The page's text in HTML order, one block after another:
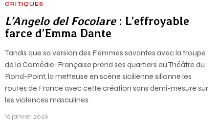
CRITIQUES
L’Angelo del Focolare: L’effroyable
farce d’Emma Dante
Tandis que sa version des Femmes savantes avec la troupe
de la Comédie-Française prend ses quartiers au Théâtre du
Rond-Point, la metteuse en scène sicilienne sillonne les
routes de France avec cette création sans demi-mesure sur
les violences masculines.
16 janvier 2026